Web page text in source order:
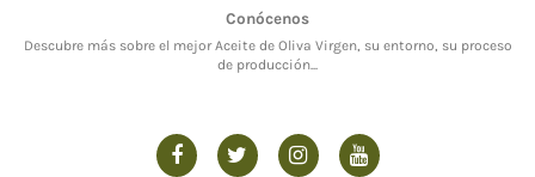
Conócenos
Descubre más sobre el mejor Aceite de Oliva Virgen, su entorno, su proceso
de producción...